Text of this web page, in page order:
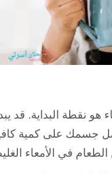
هو نقطة البداية. قد
جسمك على كمية
في الأمعاء